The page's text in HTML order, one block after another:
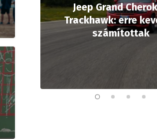
Jeep Grand
Trackhawk: erre
számítottak